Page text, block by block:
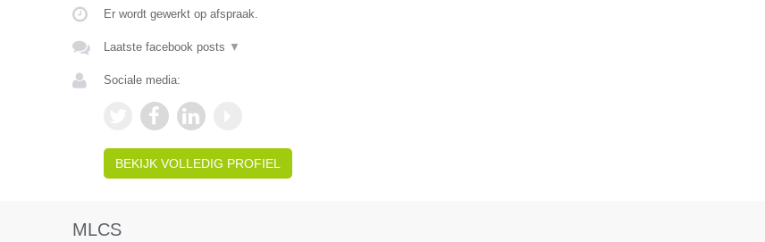
Er wordt gewerkt op afspraak.
Laatste facebook posts ▼
Sociale media:
BEKIJK VOLLEDIG PROFIEL
MLCS